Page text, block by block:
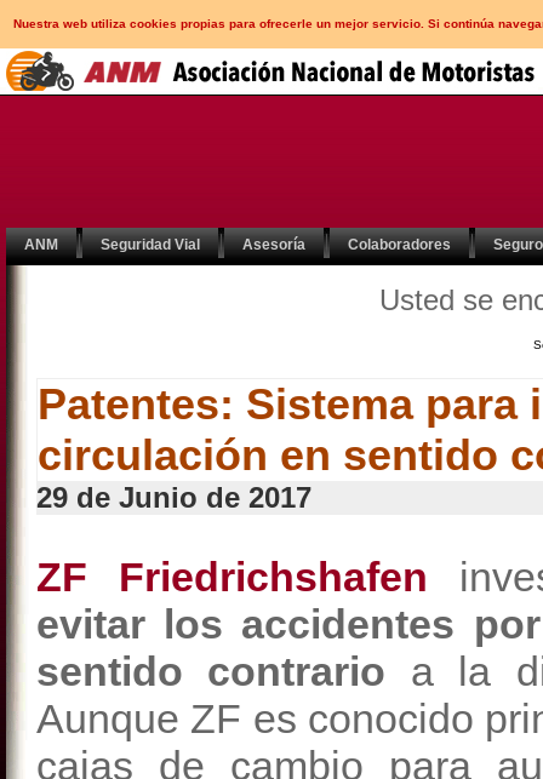
Nuestra web utiliza cookies propias para ofrecerle un mejor servicio. Si continúa
ANM Seguridad Vial Asesoría Colaboradores
Usted se
Patentes: Sistema para
circulación en sentido
29 de Junio de 2017
ZF Friedrichshafen
evitar los accidentes
sentido contrario a la
Aunque ZF es conocido
cajas de cambio para